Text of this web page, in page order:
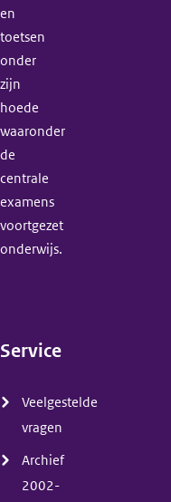
en
toetsen
onder
zijn
hoede
waaronder
de
centrale
examens
voortgezet
onderwijs.
Service
Veelgestelde
vragen
Archief
2002-